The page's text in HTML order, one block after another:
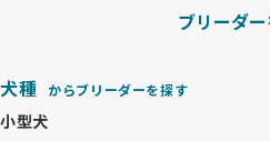
ブリーダ
犬種 からブリーダーを探す
小型犬